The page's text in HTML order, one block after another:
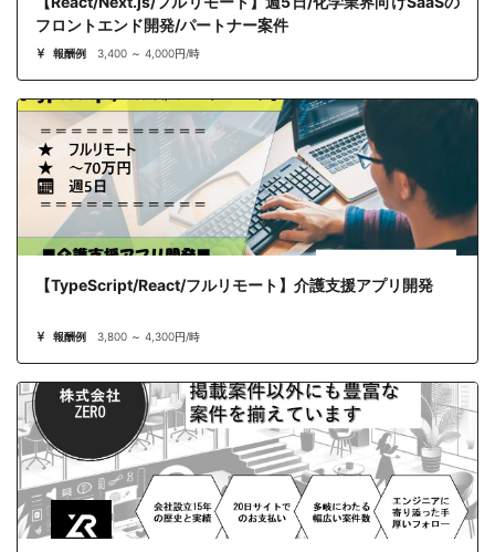
フロントエンド開発/パートナー案件
報酬例 3,400 ～ 4,000円/時
【TypeScript/React/フルリモート】介護支援アプリ開発
報酬例 3,800 ～ 4,300円/時